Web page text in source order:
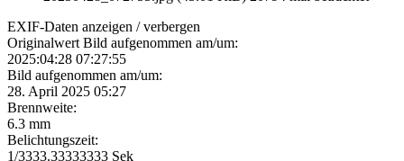
EXIF-Daten anzeigen / verbergen
Originalwert Bild aufgenommen am/um:
2025:04:28 07:27:55
Bild aufgenommen am/um:
28. April 2025 05:27
Brennweite:
6.3 mm
Belichtungszeit:
1/3333.33333333 Sek